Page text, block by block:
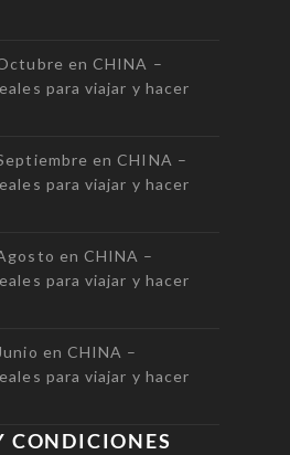
en CHINA –
para viajar y hacer
en CHINA –
para viajar y hacer
en CHINA –
para viajar y hacer
en CHINA –
para viajar y hacer
CONDICIONES